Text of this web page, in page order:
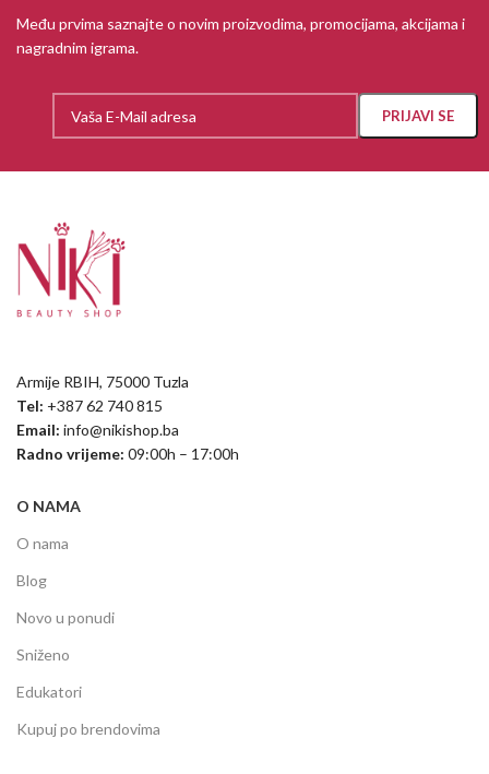
Među prvima saznajte o novim proizvodima, promocijama, akcijama i
nagradnim igrama.
Armije RBIH, 75000 Tuzla
Tel: +387 62 740 815
Email: info@nikishop.ba
Radno vrijeme: 09:00h – 17:00h
O NAMA
O nama
Blog
Novo u ponudi
Sniženo
Edukatori
Kupuj po brendovima